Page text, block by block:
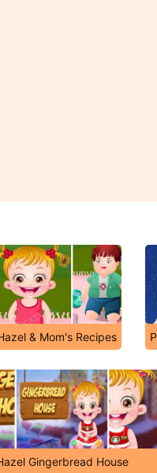
& Mom's Recipes
Gingerbread House